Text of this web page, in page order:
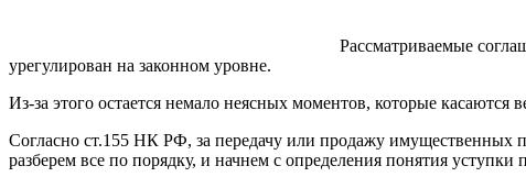
Рассматриваемые
урегулирован на законном уровне.
Из-за этого остается немало неясных моментов, которые
Согласно ст.155 НК РФ, за передачу или продажу имущественных
разберем все по порядку, и начнем с определения понятия уступки